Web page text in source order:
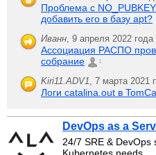
Проблема с
добавить его в базу apt?
Иванн, 9 апреля 2022
Ассоциация РАСПО
собрание
1
Kiri11.ADV1, 7 марта 2021
Логи catalina.out в
DevOps as a
24/7 SRE &